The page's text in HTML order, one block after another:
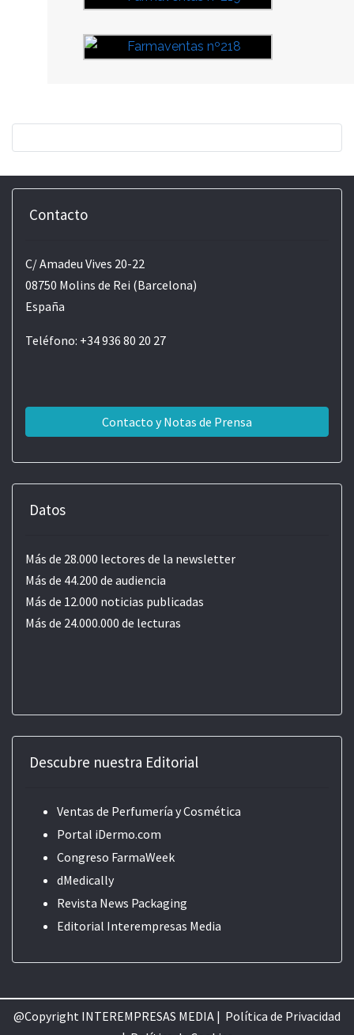
Contacto
C/ Amadeu Vives 20-22
08750 Molins de Rei (Barcelona)
España
Teléfono: +34 936 80 20 27
Contacto y Notas de Prensa
Datos
Más de 28.000 lectores de la newsletter
Más de 44.200 de audiencia
Más de 12.000 noticias publicadas
Más de 24.000.000 de lecturas
Descubre nuestra Editorial
Ventas de Perfumería y Cosmética
Portal iDermo.com
Congreso FarmaWeek
dMedically
Revista News Packaging
Editorial Interempresas Media
@Copyright INTEREMPRESAS MEDIA | Política de Privacidad